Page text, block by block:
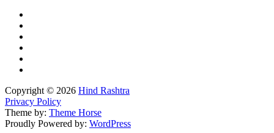
Copyright © 2026 Hind Rashtra
Privacy Policy
Theme by: Theme Horse
Proudly Powered by: WordPress